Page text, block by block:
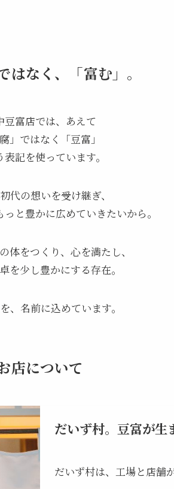
はなく、「富む」。
豆富店では、あえて
腐」ではなく「豆富」
表記を使っています。
代の想いを受け継ぎ、
と豊かに広めていきたいから。
体をつくり、心を満たし、
を少し豊かにする存在。
、名前に込めています。
店について
だいず村。豆富が生
だいず村は、工場と店舗